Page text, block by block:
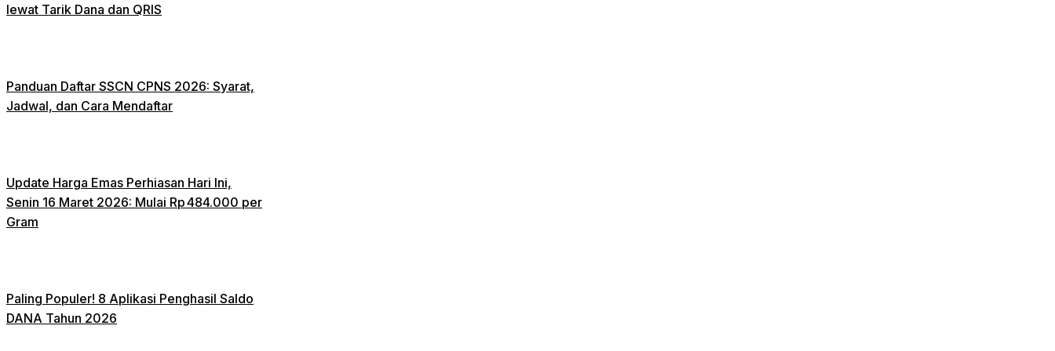
lewat Tarik Dana dan QRIS
Panduan Daftar SSCN CPNS 2026: Syarat,
Jadwal, dan Cara Mendaftar
Update Harga Emas Perhiasan Hari Ini,
Senin 16 Maret 2026: Mulai Rp 484.000 per
Gram
Paling Populer! 8 Aplikasi Penghasil Saldo
DANA Tahun 2026